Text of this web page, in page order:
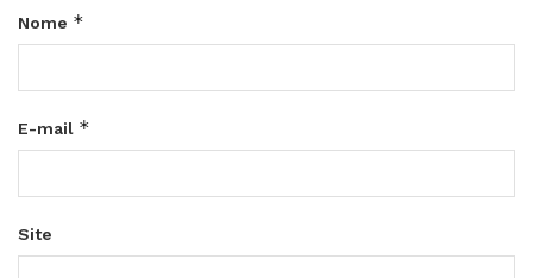
Nome *
E-mail *
Site